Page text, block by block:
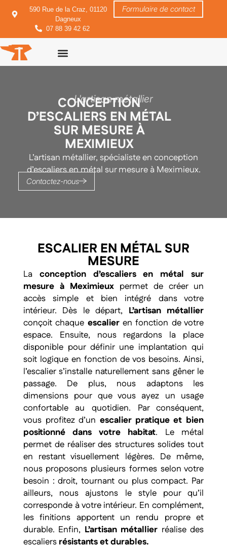
590 Rue de la Craz, 01120
Dagneux
07 88 39 42 62
Formulaire de contact
L'artisan métallier
CONCEPTION
D’ESCALIERS EN MÉTAL
SUR MESURE À
MEXIMIEUX
L’artisan métallier, spécialiste en conception
d’escaliers en métal sur mesure à Meximieux.
Contactez-nous
ESCALIER EN MÉTAL SUR
MESURE
La conception d’escaliers en métal sur
mesure à Meximieuxpermet de créer un
accès simple et bien intégré dans votre
intérieur. Dès le départ, L’artisan métallier
conçoit chaque escalieren fonction de votre
espace. Ensuite, nous regardons la place
disponible pour définir une implantation qui
soit logique en fonction de vos besoins. Ainsi,
l’escalier s’installe naturellement sans gêner le
passage. De plus, nous adaptons les
dimensions pour que vous ayez un usage
confortable au quotidien. Par conséquent,
vous profitez d’un escalier pratique et bien
positionné dans votre habitat. Le métal
permet de réaliser des structures solides tout
en restant visuellement légères. De même,
nous proposons plusieurs formes selon votre
besoin : droit, tournant ou plus compact. Par
ailleurs, nous ajustons le style pour qu’il
corresponde à votre intérieur. En complément,
les finitions apportent un rendu propre et
durable. Enfin, L’artisan métallier réalise des
escaliers résistants et durables.